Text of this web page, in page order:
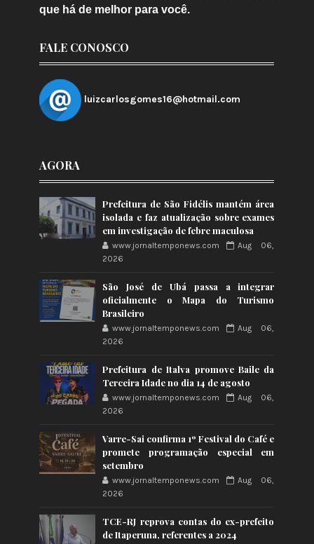
que há de melhor para você.
FALE CONOSCO
luizcarlosgomes16@hotmail.com
AGORA
Prefeitura de São Fidélis mantém área
isolada e faz atualização sobre exames
em investigação de febre maculosa
www.jornaltemponews.com
Aug 06,
2026
São José de Ubá passa a integrar
oficialmente o Mapa do Turismo
Brasileiro
www.jornaltemponews.com
Aug 06,
2026
Prefeitura de Italva promove Baile da
Terceira Idade no dia 14 de agosto
www.jornaltemponews.com
Aug 06,
2026
Varre-Sai confirma 1º Festival do Café e
promete programação especial em
setembro
www.jornaltemponews.com
Aug 06,
2026
TCE-RJ reprova contas do ex-prefeito
de Itaperuna, referentes a 2024